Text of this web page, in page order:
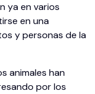
ya en varios
en una
y personas de la
animales han
por los